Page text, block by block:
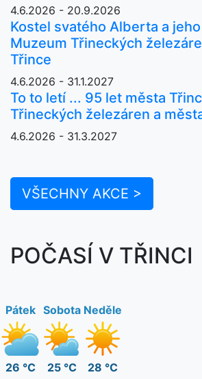
4.6.2026 - 20.9.2026
Kostel svatého Alberta a
Muzeum Třineckých
Třince
4.6.2026 - 31.1.2027
To to letí ... 95 let města
Třineckých železáren a
4.6.2026 - 31.3.2027
VŠECHNY AKCE >
POČASÍ V TŘINCI
Pátek
26 °C
Sobota
25 °C
Neděle
28 °C